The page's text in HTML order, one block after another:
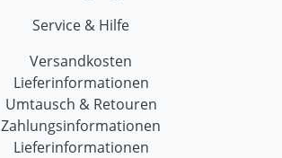
Service & Hilfe
Versandkosten
Lieferinformationen
Umtausch & Retouren
Zahlungsinformationen
Lieferinformationen